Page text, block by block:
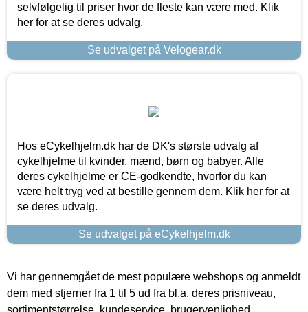
selvfølgelig til priser hvor de fleste kan være med. Klik
her for at se deres udvalg.
Se udvalget på Velogear.dk
Hos eCykelhjelm.dk har de DK's største udvalg af
cykelhjelme til kvinder, mænd, børn og babyer. Alle
deres cykelhjelme er CE-godkendte, hvorfor du kan
være helt tryg ved at bestille gennem dem. Klik her for at
se deres udvalg.
Se udvalget på eCykelhjelm.dk
Vi har gennemgået de mest populære webshops og anmeldt
dem med stjerner fra 1 til 5 ud fra bl.a. deres prisniveau,
sortimentstørrelse, kundeservice, brugervenlighed,